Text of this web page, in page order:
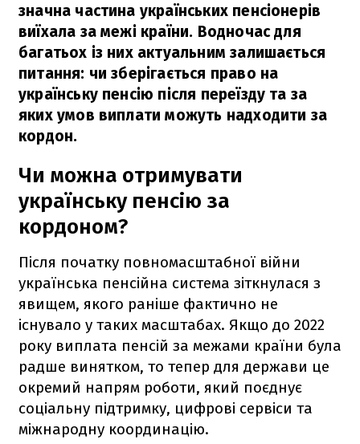
значна частина українських пенсіонерів
виїхала за межі країни. Водночас для
багатьох із них актуальним залишається
питання: чи зберігається право на
українську пенсію після переїзду та за
яких умов виплати можуть надходити за
кордон.
Чи можна отримувати
українську пенсію за
кордоном?
Після початку повномасштабної війни
українська пенсійна система зіткнулася з
явищем, якого раніше фактично не
існувало у таких масштабах. Якщо до 2022
року виплата пенсій за межами країни була
радше винятком, то тепер для держави це
окремий напрям роботи, який поєднує
соціальну підтримку, цифрові сервіси та
міжнародну координацію.